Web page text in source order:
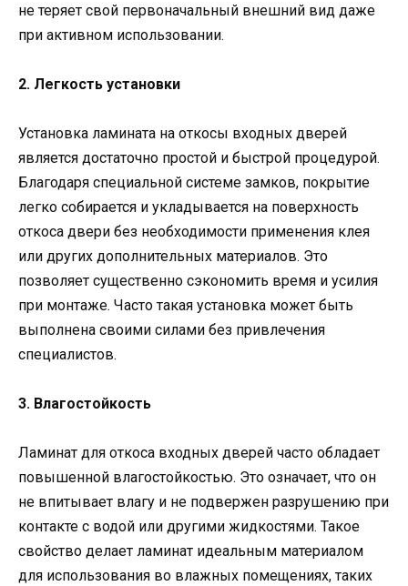
не теряет свой первоначальный внешний вид даже
при активном использовании.
2. Легкость установки
Установка ламината на откосы входных дверей
является достаточно простой и быстрой процедурой.
Благодаря специальной системе замков, покрытие
легко собирается и укладывается на поверхность
откоса двери без необходимости применения клея
или других дополнительных материалов. Это
позволяет существенно сэкономить время и усилия
при монтаже. Часто такая установка может быть
выполнена своими силами без привлечения
специалистов.
3. Влагостойкость
Ламинат для откоса входных дверей часто обладает
повышенной влагостойкостью. Это означает, что он
не впитывает влагу и не подвержен разрушению при
контакте с водой или другими жидкостями. Такое
свойство делает ламинат идеальным материалом
для использования во влажных помещениях, таких